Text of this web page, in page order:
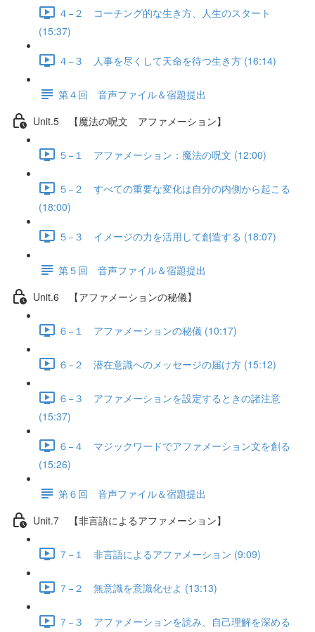
４−２ コーチング的な生き方、人生のスタート
(15:37)
４−３ 人事を尽くして天命を待つ生き方 (16:14)
第４回 音声ファイル＆宿題提出
Unit.5 【魔法の呪文 アファメーション】
５−１ アファメーション：魔法の呪文 (12:00)
５−２ すべての重要な変化は自分の内側から起こる
(18:00)
５−３ イメージの力を活用して創造する (18:07)
第５回 音声ファイル＆宿題提出
Unit.6 【アファメーションの秘儀】
６−１ アファメーションの秘儀 (10:17)
６−２ 潜在意識へのメッセージの届け方 (15:12)
６−３ アファメーションを設定するときの諸注意
(15:37)
６−４ マジックワードでアファメーション文を創る
(15:26)
第６回 音声ファイル＆宿題提出
Unit.7 【非言語によるアファメーション】
７−１ 非言語によるアファメーション (9:09)
７−２ 無意識を意識化せよ (13:13)
７−３ アファメーションを読み、自己理解を深める